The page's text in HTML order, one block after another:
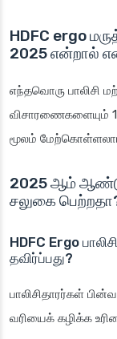
HDFC ergo
2025 என்றால்
எந்தவொரு பாலிசி
மூலம்
2025 ஆம் ஆண்டு
சலுகை
HDFC Ergo
தவிர்ப்பது?
பாலிசிதாரர்கள்
வரியைக் கழிக்க